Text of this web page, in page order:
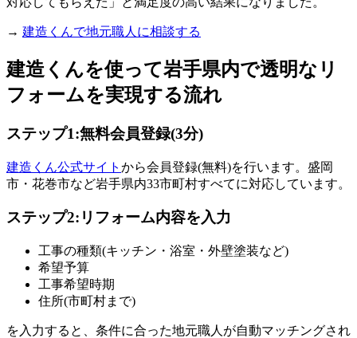
→ 建造くんで地元職人に相談する
建造くんを使って岩手県内で透明なリ
フォームを実現する流れ
ステップ1:無料会員登録(3分)
建造くん公式サイト から会員登録(無料)を行います。盛岡
市・花巻市など岩手県内33市町村すべてに対応しています。
ステップ2:リフォーム内容を入力
工事の種類(キッチン・浴室・外壁塗装など)
希望予算
工事希望時期
住所(市町村まで)
を入力すると、条件に合った地元職人が自動マッチングされ